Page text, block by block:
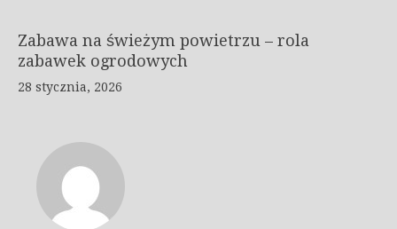
Zabawa na świeżym powietrzu – rola
zabawek ogrodowych
28 stycznia, 2026